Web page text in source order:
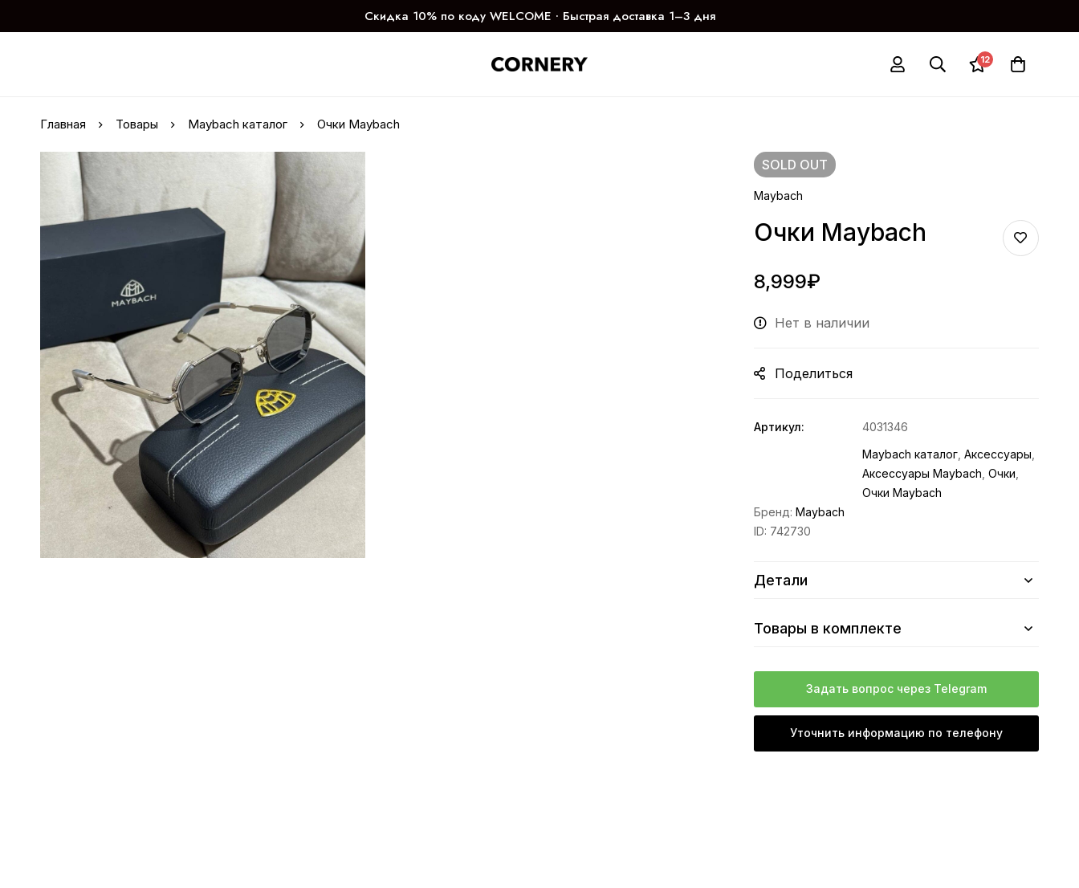
Скидка 10% по коду WELCOME ∙ Быстрая доставка 1–3 дня
12
Главная Товары Maybach каталог Очки Maybach
SOLD OUT
Maybach
Очки Maybach
8,999₽
Нет в наличии
Поделиться
Артикул:
4031346
Maybach каталог ,Аксессуары
Аксессуары Maybach ,Очки
Очки Maybach
Бренд:Maybach
ID: 742730
Детали
Товары в комплекте
Задать вопрос через Telegram
Уточнить информацию по телефону